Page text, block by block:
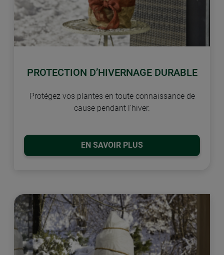
PROTECTION D’HIVERNAGE DURABLE
Protégez vos plantes en toute connaissance de
cause pendant l'hiver.
EN SAVOIR PLUS